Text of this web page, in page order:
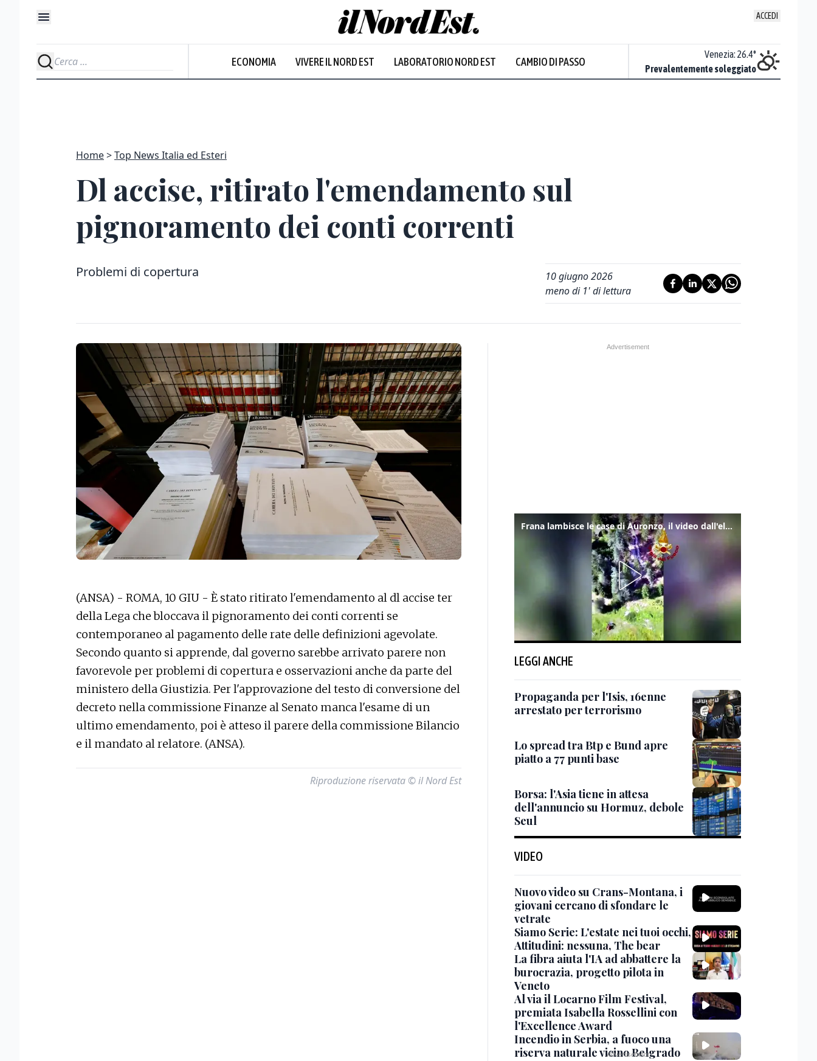
ACCEDI
ECONOMIA VIVERE IL NORD EST LABORATORIO NORD EST CAMBIO DI PASSO
Prevalentemente soleggiato
Venezia: 26.4°
Prevalentemente soleggiato
Home Top News Italia ed Esteri
Dl accise, ritirato l'emendamento sul
pignoramento dei conti correnti
Problemi di copertura
10 giugno 2026
meno di 1' di lettura
(ANSA) - ROMA, 10 GIU - È stato ritirato l'emendamento al dl accise ter
della Lega che bloccava il pignoramento dei conti correnti se
contemporaneo al pagamento delle rate delle definizioni agevolate.
Secondo quanto si apprende, dal governo sarebbe arrivato parere non
favorevole per problemi di copertura e osservazioni anche da parte del
ministero della Giustizia. Per l'approvazione del testo di conversione del
decreto nella commissione Finanze al Senato manca l'esame di un
ultimo emendamento, poi è atteso il parere della commissione Bilancio
e il mandato al relatore. (ANSA).
Riproduzione riservata © il Nord Est
Frana lambisce le case di Auronzo, il video dall'elicottero dei vigili del fuoco
LEGGI ANCHE
Propaganda per l'Isis, 16enne
arrestato per terrorismo
Lo spread tra Btp e Bund apre
piatto a 77 punti base
Borsa: l'Asia tiene in attesa
dell'annuncio su Hormuz, debole
Seul
VIDEO
Nuovo video su Crans-Montana, i
giovani cercano di sfondare le
vetrate
Siamo Serie: L'estate nei tuoi occhi,
Attitudini: nessuna, The bear
La fibra aiuta l'IA ad abbattere la
burocrazia, progetto pilota in
Veneto
Al via il Locarno Film Festival,
premiata Isabella Rossellini con
l'Excellence Award
Incendio in Serbia, a fuoco una
riserva naturale vicino Belgrado